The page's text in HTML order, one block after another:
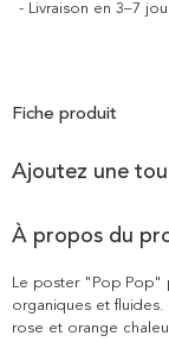
- Livraison en 3–7
Fiche produit
Ajoutez une
À propos du
Le poster "Pop Pop"
organiques et
rose et orange